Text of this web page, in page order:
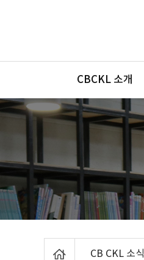
메뉴
CBCKL 소개
CB CKL 소식